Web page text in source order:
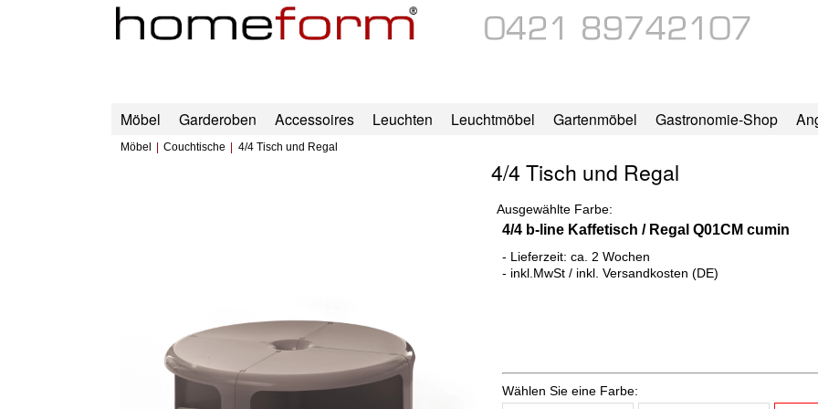
Möbel Garderoben Accessoires Leuchten Leuchtmöbel Gartenmöbel Gastronomie-Shop
Möbel Couchtische 4/4 Tisch und Regal
4/4 Tisch und Regal
Ausgewählte Farbe:
4/4 b-line Kaffetisch / Regal Q01CM cumin
- Lieferzeit: ca. 2 Wochen
- inkl.MwSt / inkl. Versandkosten (DE)
Wählen Sie eine Farbe: